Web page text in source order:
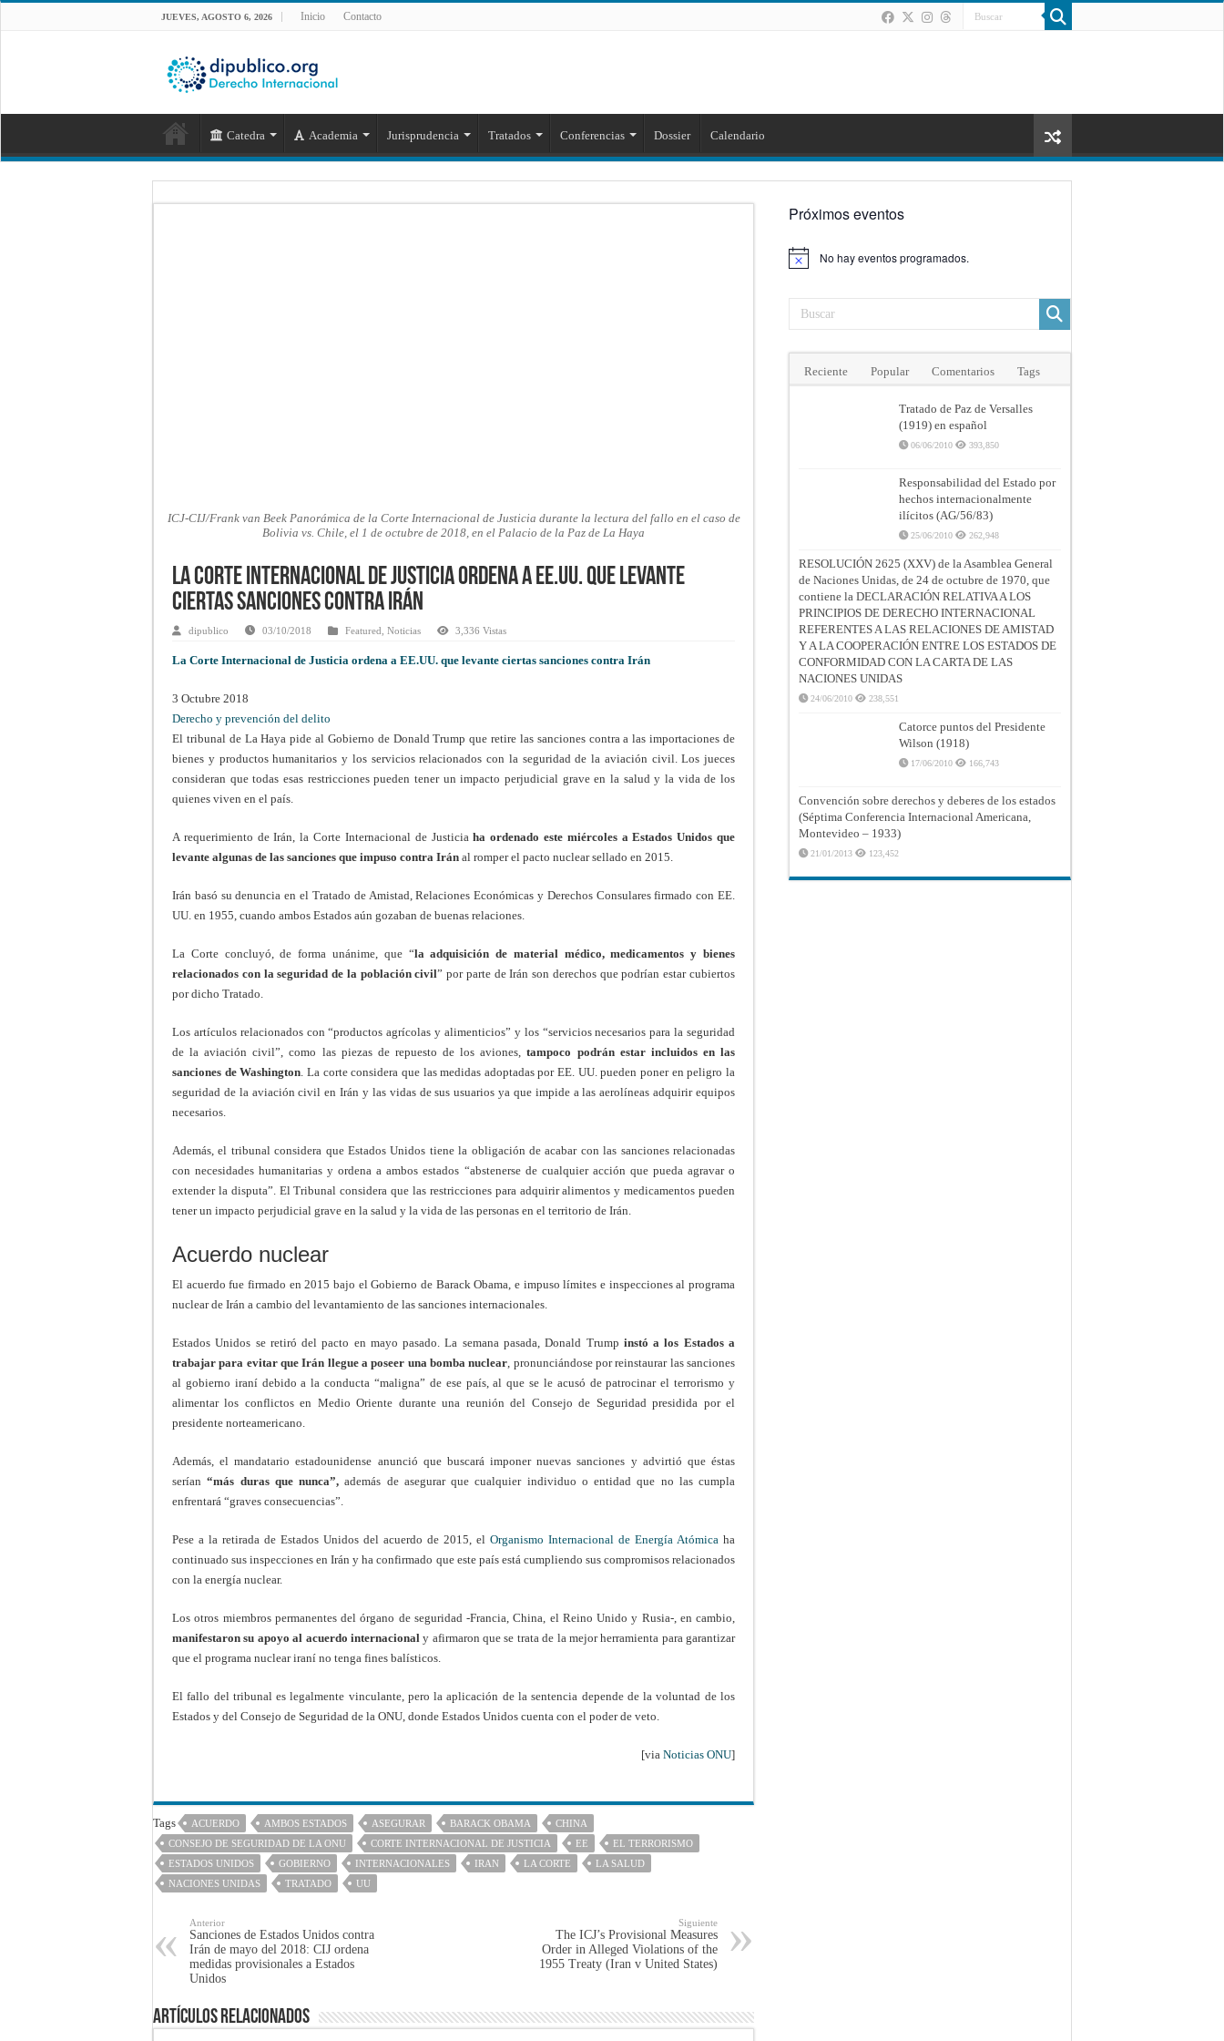
JUEVES, AGOSTO 6, 2026 Inicio Contacto
Catedra Academia Jurisprudencia Tratados Conferencias Dossier Calendario
ICJ-CIJ/Frank van Beek Panorámica de la Corte Internacional de Justicia durante la lectura del fallo en el caso de
Bolivia vs. Chile, el 1 de octubre de 2018, en el Palacio de la Paz de La Haya
La Corte Internacional de Justicia ordena a EE.UU. que levante
ciertas sanciones contra Irán
dipublico 03/10/2018 Featured Noticias 3,336 Vistas
La Corte Internacional de Justicia ordena a EE.UU. que levante ciertas sanciones contra Irán
3 Octubre 2018
Derecho y prevención del delito
El tribunal de La Haya pide al Gobierno de Donald Trump que retire las sanciones contra a las importaciones de
bienes y productos humanitarios y los servicios relacionados con la seguridad de la aviación civil. Los jueces
consideran que todas esas restricciones pueden tener un impacto perjudicial grave en la salud y la vida de los
quienes viven en el país.
A requerimiento de Irán, la Corte Internacional de Justiciaha ordenado este miércoles a Estados Unidos que
levante algunas de las sanciones que impuso contra Irán al romper el pacto nuclear sellado en 2015.
Irán basó su denuncia en el Tratado de Amistad, Relaciones Económicas y Derechos Consulares firmado con EE.
UU. en 1955, cuando ambos Estados aún gozaban de buenas relaciones.
La Corte concluyó, de forma unánime, que “la adquisición de material médico, medicamentos y bienes
relacionados con la seguridad de la población civil” por parte de Irán son derechos que podrían estar cubiertos
por dicho Tratado.
Los artículos relacionados con “productos agrícolas y alimenticios” y los “servicios necesarios para la seguridad
de la aviación civil”, como las piezas de repuesto de los aviones,tampoco podrán estar incluidos en las
sanciones de Washington . La corte considera que las medidas adoptadas por EE. UU. pueden poner en peligro la
seguridad de la aviación civil en Irán y las vidas de sus usuarios ya que impide a las aerolíneas adquirir equipos
necesarios.
Además, el tribunal considera que Estados Unidos tiene la obligación de acabar con las sanciones relacionadas
con necesidades humanitarias y ordena a ambos estados “abstenerse de cualquier acción que pueda agravar o
extender la disputa”. El Tribunal considera que las restricciones para adquirir alimentos y medicamentos pueden
tener un impacto perjudicial grave en la salud y la vida de las personas en el territorio de Irán.
Acuerdo nuclear
El acuerdo fue firmado en 2015 bajo el Gobierno de Barack Obama, e impuso límites e inspecciones al programa
nuclear de Irán a cambio del levantamiento de las sanciones internacionales.
Estados Unidos se retiró del pacto en mayo pasado. La semana pasada, Donald Trump instó a los Estados a
trabajar para evitar que Irán llegue a poseer una bomba nuclear , pronunciándose por reinstaurar las sanciones
al gobierno iraní debido a la conducta “maligna” de ese país, al que se le acusó de patrocinar el terrorismo y
alimentar los conflictos en Medio Oriente durante una reunión del Consejo de Seguridad presidida por el
presidente norteamericano.
Además, el mandatario estadounidense anunció que buscará imponer nuevas sanciones y advirtió que éstas
serían “más duras que nunca”, además de asegurar que cualquier individuo o entidad que no las cumpla
enfrentará “graves consecuencias”.
Pese a la retirada de Estados Unidos del acuerdo de 2015, el Organismo Internacional de Energía Atómica ha
continuado sus inspecciones en Irán y ha confirmado que este país está cumpliendo sus compromisos relacionados
con la energía nuclear.
Los otros miembros permanentes del órgano de seguridad -Francia, China, el Reino Unido y Rusia-, en cambio,
manifestaron su apoyo al acuerdo internacional y afirmaron que se trata de la mejor herramienta para garantizar
que el programa nuclear iraní no tenga fines balísticos.
El fallo del tribunal es legalmente vinculante, pero la aplicación de la sentencia depende de la voluntad de los
Estados y del Consejo de Seguridad de la ONU, donde Estados Unidos cuenta con el poder de veto.
[via Noticias ONU]
Tags ACUERDO AMBOS ESTADOS ASEGURAR BARACK OBAMA
CHINA
CONSEJO DE SEGURIDAD DE LA ONU
CORTE INTERNACIONAL DE JUSTICIA EE
EL TERRORISMO
ESTADOS UNIDOS
GOBIERNO INTERNACIONALES IRAN LA CORTE
LA SALUD
NACIONES UNIDAS
TRATADO UU
Anterior
Sanciones de Estados Unidos contra
Irán de mayo del 2018: CIJ ordena
medidas provisionales a Estados
Unidos
Siguiente
The ICJ’s Provisional Measures
Order in Alleged Violations of the
1955 Treaty (Iran v United States)
Artículos Relacionados
Próximos eventos
Aviso No hay eventos programados.
Reciente Popular Comentarios Tags
Tratado de Paz de Versalles
(1919) en español
06/06/2010 393,850
Responsabilidad del Estado por
hechos internacionalmente
ilícitos (AG/56/83)
25/06/2010 262,948
RESOLUCIÓN 2625 (XXV) de la Asamblea General
de Naciones Unidas, de 24 de octubre de 1970, que
contiene la DECLARACIÓN RELATIVA A LOS
PRINCIPIOS DE DERECHO INTERNACIONAL
REFERENTES A LAS RELACIONES DE AMISTAD
Y A LA COOPERACIÓN ENTRE LOS ESTADOS DE
CONFORMIDAD CON LA CARTA DE LAS
NACIONES UNIDAS
24/06/2010 238,551
Catorce puntos del Presidente
Wilson (1918)
17/06/2010 166,743
Convención sobre derechos y deberes de los estados
(Séptima Conferencia Internacional Americana,
Montevideo – 1933)
21/01/2013 123,452